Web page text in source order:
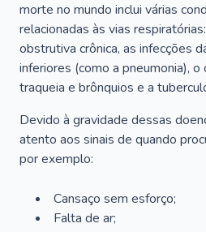
morte no mundo inclui várias
relacionadas às vias
obstrutiva crônica, as infecções
inferiores (como a pneumonia), o
traqueia e brônquios e a
Devido à gravidade dessas
atento aos sinais de quando
por exemplo:
Cansaço sem esforço;
Falta de ar;